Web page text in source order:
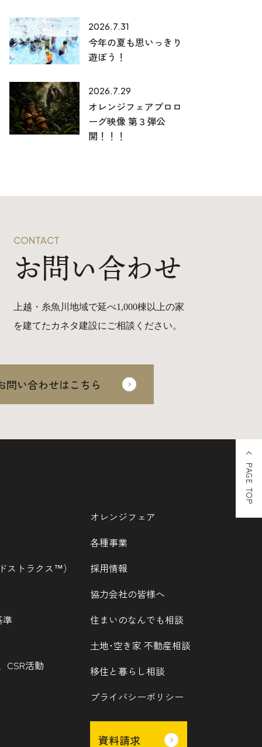
2026.7.31
今年の夏も思いっきり
遊ぼう！
2026.7.29
オレンジフェアプロロ
ーグ映像 第３弾公
開！！！
CONTACT
お問い合わせ
上越・糸魚川地域で延べ1,000棟以上の家
を建てたカネタ建設にご相談ください。
問い合わせはこちら
ストラクス™）
準
CSR活動
オレンジフェア
各種事業
採用情報
協力会社の皆様へ
住まいのなんでも相談
土地･空き家 不動産相談
移住と暮らし相談
プライバシーポリシー
資料請求
PAGE TOP